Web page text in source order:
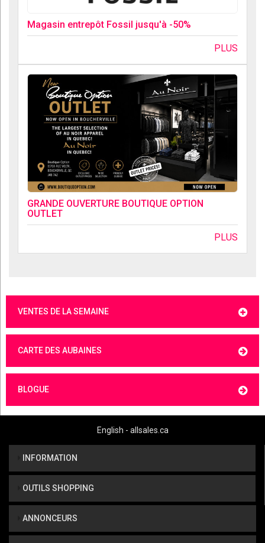
Magasin entrepôt Fossil jusqu'à -50%
PLUS
GRANDE OUVERTURE BOUTIQUE OPTION
OUTLET
PLUS
VENTES DE LA SEMAINE
CARTE DES AUBAINES
BLOGUE
English - allsales.ca
INFORMATION
OUTILS SHOPPING
ANNONCEURS